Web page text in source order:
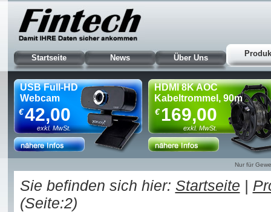
Startseite News Über Uns
USB Full-HD
Webcam
42,00
€
exkl. MwSt.
HDMI 8K AOC
Kabeltrommel, 90m
169,00
€
exkl. MwSt.
Nur für
Sie befinden sich hier: Startseite |
(Seite:2)